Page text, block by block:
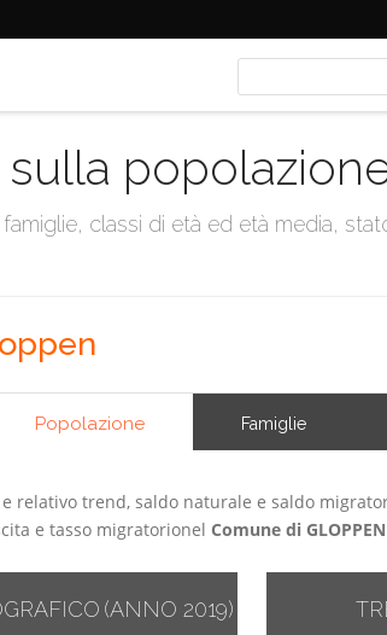
classi di età ed età media,
Popolazione Famiglie
relativo trend, saldo naturale e saldo
e tasso migratorionel Comune di GLOPPEN
(ANNO 2019)